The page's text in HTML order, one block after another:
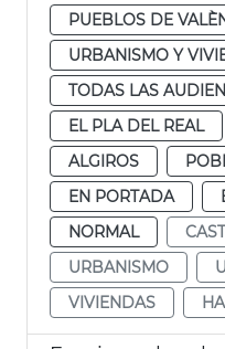
PUEBLOS DE
URBANISMO Y
TODAS LAS
EL PLA DEL REAL
ALGIROS
EN PORTADA
NORMAL
URBANISMO
VIVIENDAS